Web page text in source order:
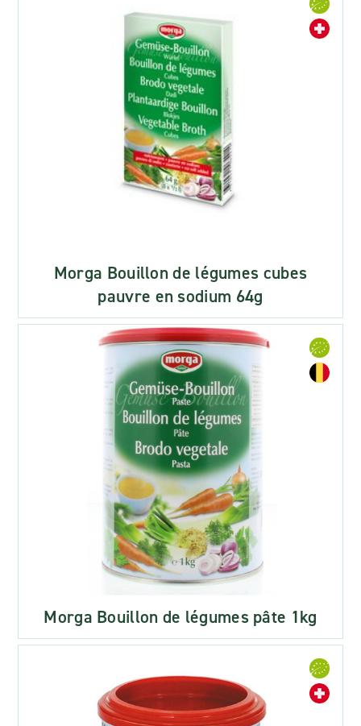
Morga Bouillon de légumes cubes
pauvre en sodium 64g
Morga Bouillon de légumes pâte 1kg